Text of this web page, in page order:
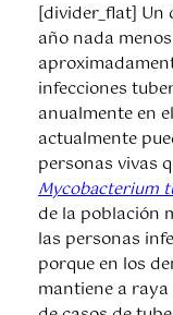
[divider_flat] Un
año nada
infecciones
anualmente en
actualmente
personas vivas
Mycobacterium
de la población
las personas
porque en los
mantiene a